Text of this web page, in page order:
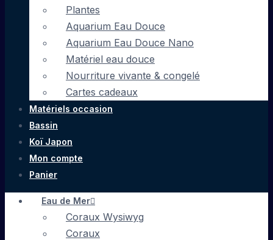
Plantes
Aquarium Eau Douce
Aquarium Eau Douce Nano
Matériel eau douce
Nourriture vivante & congelé
Cartes cadeaux
Matériels occasion
Bassin
Koï Japon
Mon compte
Panier
Eau de Mer
Coraux Wysiwyg
Coraux